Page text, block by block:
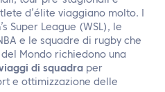
d’élite viaggiano molto. I
Super League (WSL), le
e le squadre di rugby che
Mondo richiedono una
di squadra per
e ottimizzazione delle